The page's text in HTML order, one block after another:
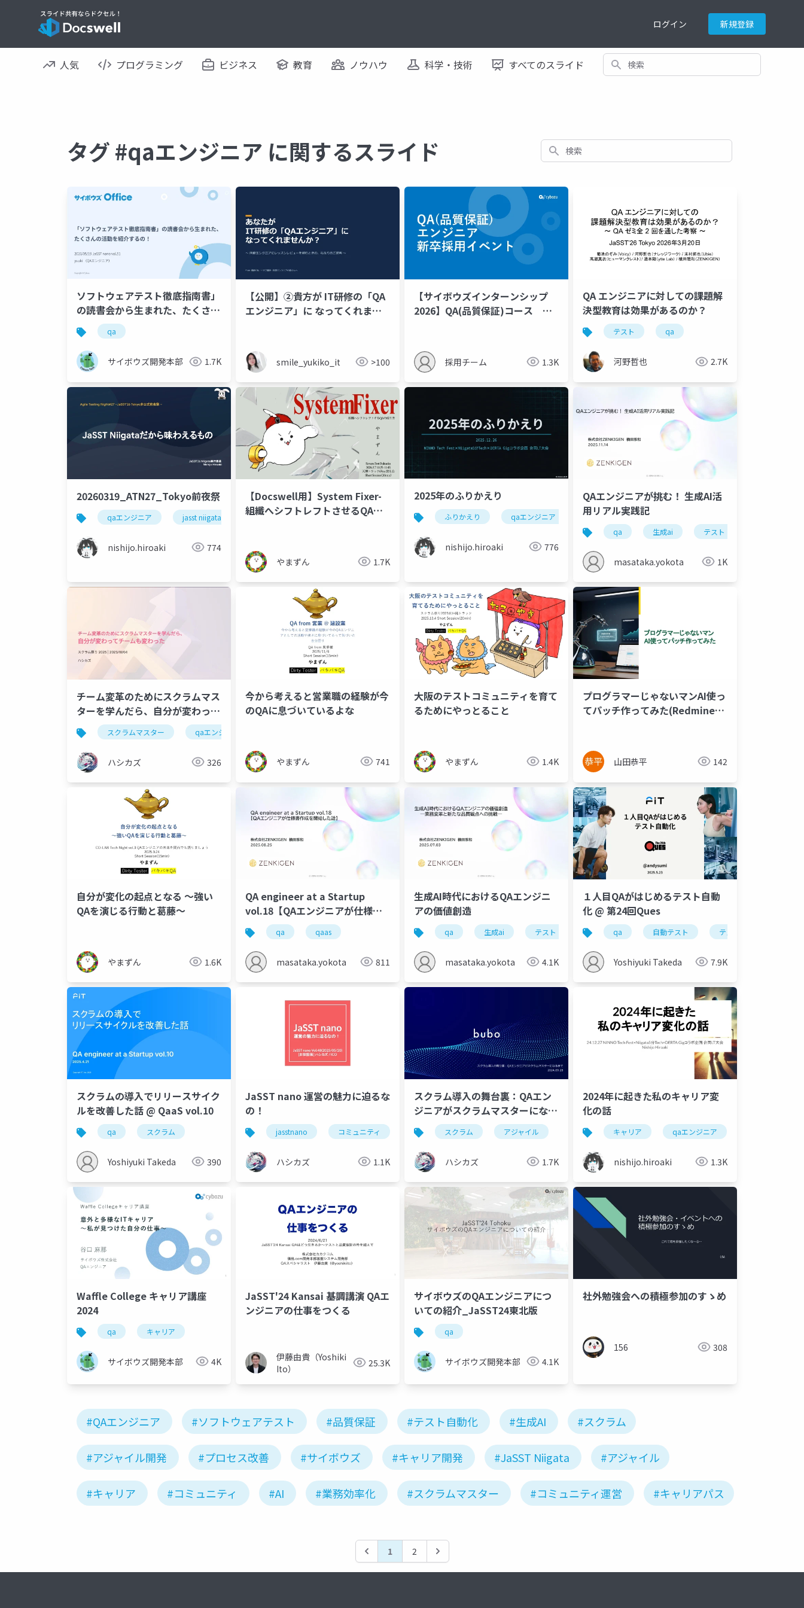
ログイン 新規登録
人気 プログラミング ビジネス 教育 ノウハウ 科学・技術 すべてのスライド 検索
タグ #qaエンジニア に関するスライド 検索
ソフトウェアテスト徹底指南書」
の読書会から生まれた、たくさん
の活動を紹介するの！
qa
サイボウズ開発本部 1.7K
【公開】②貴方が IT研修の「QA
エンジニア」に なってくれませ
りの説明 〜
smile_yukiko_it >100
【サイボウズインターンシップ
2026】QA(品質保証)コース 紹
採用チーム 1.3K
QA エンジニアに対しての課題解
決型教育は効果があるのか？
テスト qa
河野哲也 2.7K
20260319_ATN27_Tokyo前夜祭
qaエンジニア jasst niigata jasst
nishijo.hiroaki 774
【Docswell用】System Fixer-
組纖へシフトレフトさせるQAの
やまずん 1.7K
2025年のふりかえり
ふりかえり qaエンジニア
nishijo.hiroaki 776
QAエンジニアが挑む！ 生成AI活
用リアル実践記
qa 生成ai テスト
masataka.yokota 1K
チーム変革のためにスクラムマス
ターを学んだら、自分が変わって
チームも変わった
スクラムマスター qaエンジニア
ハシカズ 326
今から考えると営業職の経験が今
のQAに息づいているよな
やまずん 741
大阪のテストコミュニティを育て
るためにやっとること
やまずん 1.4K
プログラマーじゃないマンAI使っ
てパッチ作ってみた(Redmine
山田恭平 142
自分が変化の起点となる 〜強い
QAを演じる行動と葛藤〜
やまずん 1.6K
QA engineer at a Startup
vol.18【QAエンジニアが仕様書
作成を開始した話】
qa qaas
masataka.yokota 811
生成AI時代におけるQAエンジニ
アの価値創造
qa 生成ai テスト
masataka.yokota 4.1K
１人目QAがはじめるテスト自動
化 @ 第24回Ques
qa 自動テスト テスト自動化
Yoshiyuki Takeda 7.9K
スクラムの導入でリリースサイク
ルを改善した話 @ QaaS vol.10
qa スクラム
Yoshiyuki Takeda 390
JaSST nano 運営の魅力に迫るな
の！
jasstnano コミュニティ 運営 イベント qa
ハシカズ 1.1K
スクラム導入の舞台裏：QAエン
ジニアがスクラムマスターになる
まで
スクラム アジャイル qaエンジニア ソフトウェアテスト
ハシカズ 1.7K
2024年に起きた私のキャリア変
化の話
キャリア qaエンジニア
nishijo.hiroaki 1.3K
Waffle College キャリア講座
2024
qa キャリア
サイボウズ開発本部 4K
JaSST'24 Kansai 基調講演 QAエ
ンジニアの仕事をつくる
伊藤由貴（Yoshiki
Ito）
25.3K
サイボウズのQAエンジニアにつ
いての紹介_JaSST24東北版
qa
サイボウズ開発本部 4.1K
社外勉強会への積極参加のすゝめ
156 308
#QAエンジニア #ソフトウェアテスト #品質保証 #テスト自動化 #生成AI #スクラム
#アジャイル開発 #プロセス改善 #サイボウズ #キャリア開発 #JaSST Niigata #アジャイル
#キャリア #コミュニティ #AI #業務効率化 #スクラムマスター #コミュニティ運営 #キャリアパス
1 2